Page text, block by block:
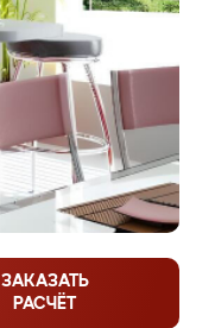
ЗАКАЗАТЬ
РАСЧЁТ